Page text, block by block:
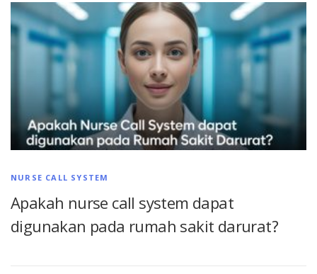
NURSE CALL SYSTEM
Apakah nurse call system dapat
digunakan pada rumah sakit darurat?